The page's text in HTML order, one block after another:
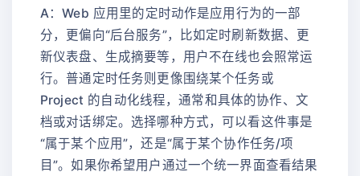
A：Web 应用里的定时动作是应用行为的一部
分，更偏向“后台服务”，比如定时刷新数据、更
新仪表盘、生成摘要等，用户不在线也会照常运
行。普通定时任务则更像围绕某个任务或
Project 的自动化线程，通常和具体的协作、文
档或对话绑定。选择哪种方式，可以看这件事是
“属于某个应用”，还是“属于某个协作任务/项
目”。如果你希望用户通过一个统一界面查看结果